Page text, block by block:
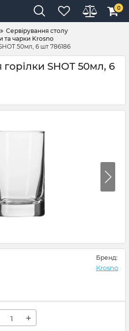
0
Сервірування столу
та чарки Krosno
50мл, 6 шт 786186
SHOT 50мл, 6
Бренд:
Krosno
+